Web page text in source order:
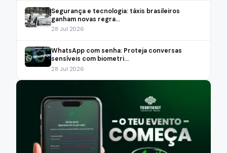
Segurança e tecnologia: táxis brasileiros
ganham novas regra...
28 Jul 2026
WhatsApp com senha: Proteja conversas
sensíveis com biometri...
28 Jul 2026